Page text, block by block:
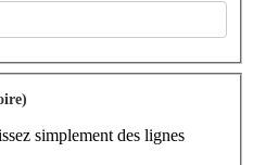
simplement des lignes